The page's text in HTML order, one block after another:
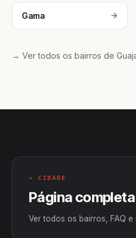
Gama
→ Ver todos os bairros de
→ CIDADE
Página
Ver todos os bairros, FAQ